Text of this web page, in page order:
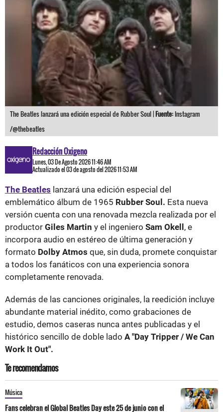
The Beatles lanzará una edición especial de Rubber Soul |Fuente: Instagram
/@thebeatles
Redacción Oxigeno
Lunes, 03 De Agosto 2026 11:46 AM
Actualizado el 03 de agosto del 2026 11:53 AM
The Beatles lanzará una edición especial del
emblemático álbum de 1965 Rubber Soul. Esta nueva
versión cuenta con una renovada mezcla realizada por el
productor Giles Martin y el ingeniero Sam Okell , e
incorpora audio en estéreo de última generación y
formato Dolby Atmos que, sin duda, promete conquistar
a todos los fanáticos con una experiencia sonora
completamente renovada.
Además de las canciones originales, la reedición incluye
abundante material inédito, como grabaciones de
estudio, demos caseras nunca antes publicadas y el
histórico sencillo de doble lado A "Day Tripper / We Can
Work It Out".
Te recomendamos
Música
Fans celebran el Global Beatles Day este 25 de junio con el